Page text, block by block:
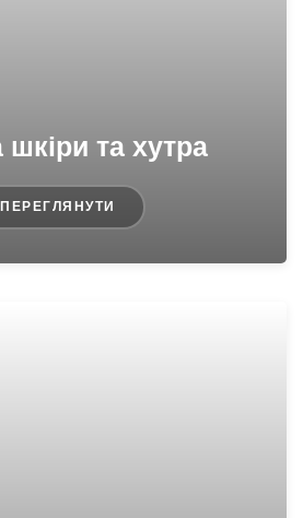
шкіри та хутра
ПЕРЕГЛЯНУТИ